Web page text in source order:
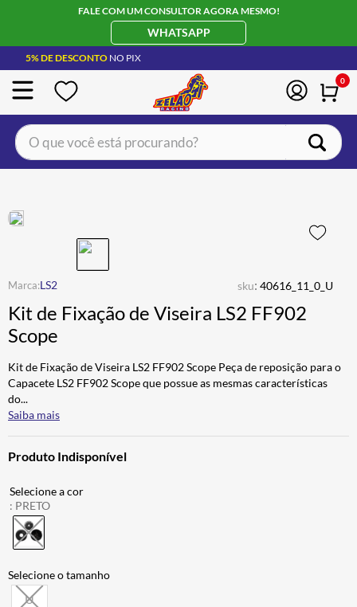
FALE COM UM CONSULTOR AGORA MESMO!
WHATSAPP
5% DE DESCONTO NO PIX
0
O que você está procurando?
LS2 sku: 40616_11_0_U
Kit de Fixação de Viseira LS2 FF902
Scope
Kit de Fixação de Viseira LS2 FF902 Scope Peça de reposição para o
Capacete LS2 FF902 Scope que possue as mesmas características
do...
Saiba mais
Produto Indisponível
: PRETO
U
JAQUETA
4º ÓCULOS SOLAR
5º LUVA
6º BAU
7 º ALPINESTAR
9º CALÇA
10º BOTAS